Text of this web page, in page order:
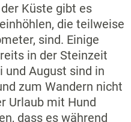
Küste gibt es
die teilweise
sind. Einige
in der Steinzeit
und August sind in
zum Wandern nicht
Urlaub mit Hund
dass es während